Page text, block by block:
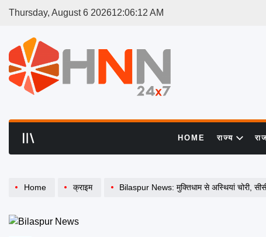
Thursday, August 6 202612:06:12 AM
HOME राज्य
Home क्राइम Bilaspur News: मुक्तिधाम से अस्थियां चोरी,